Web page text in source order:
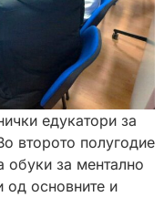
едукатори за
второто полугодие
обуки за ментално
од основните и